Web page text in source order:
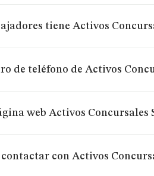
tiene Activos
de teléfono de Activos
web Activos Concursales
contactar con Activos